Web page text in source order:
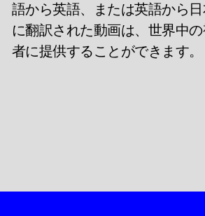
語から英語、または英語から
に翻訳された動画は、世界中
者に提供することができます。